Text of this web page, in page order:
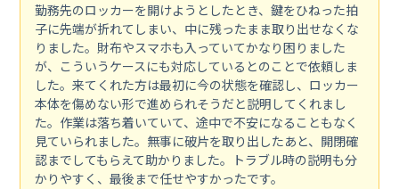
勤務先のロッカーを開けようとしたとき、鍵をひねった拍
子に先端が折れてしまい、中に残ったまま取り出せなくな
りました。財布やスマホも入っていてかなり困りました
が、こういうケースにも対応しているとのことで依頼しま
した。来てくれた方は最初に今の状態を確認し、ロッカー
本体を傷めない形で進められそうだと説明してくれまし
た。作業は落ち着いていて、途中で不安になることもなく
見ていられました。無事に破片を取り出したあと、開閉確
認までしてもらえて助かりました。トラブル時の説明も分
かりやすく、最後まで任せやすかったです。